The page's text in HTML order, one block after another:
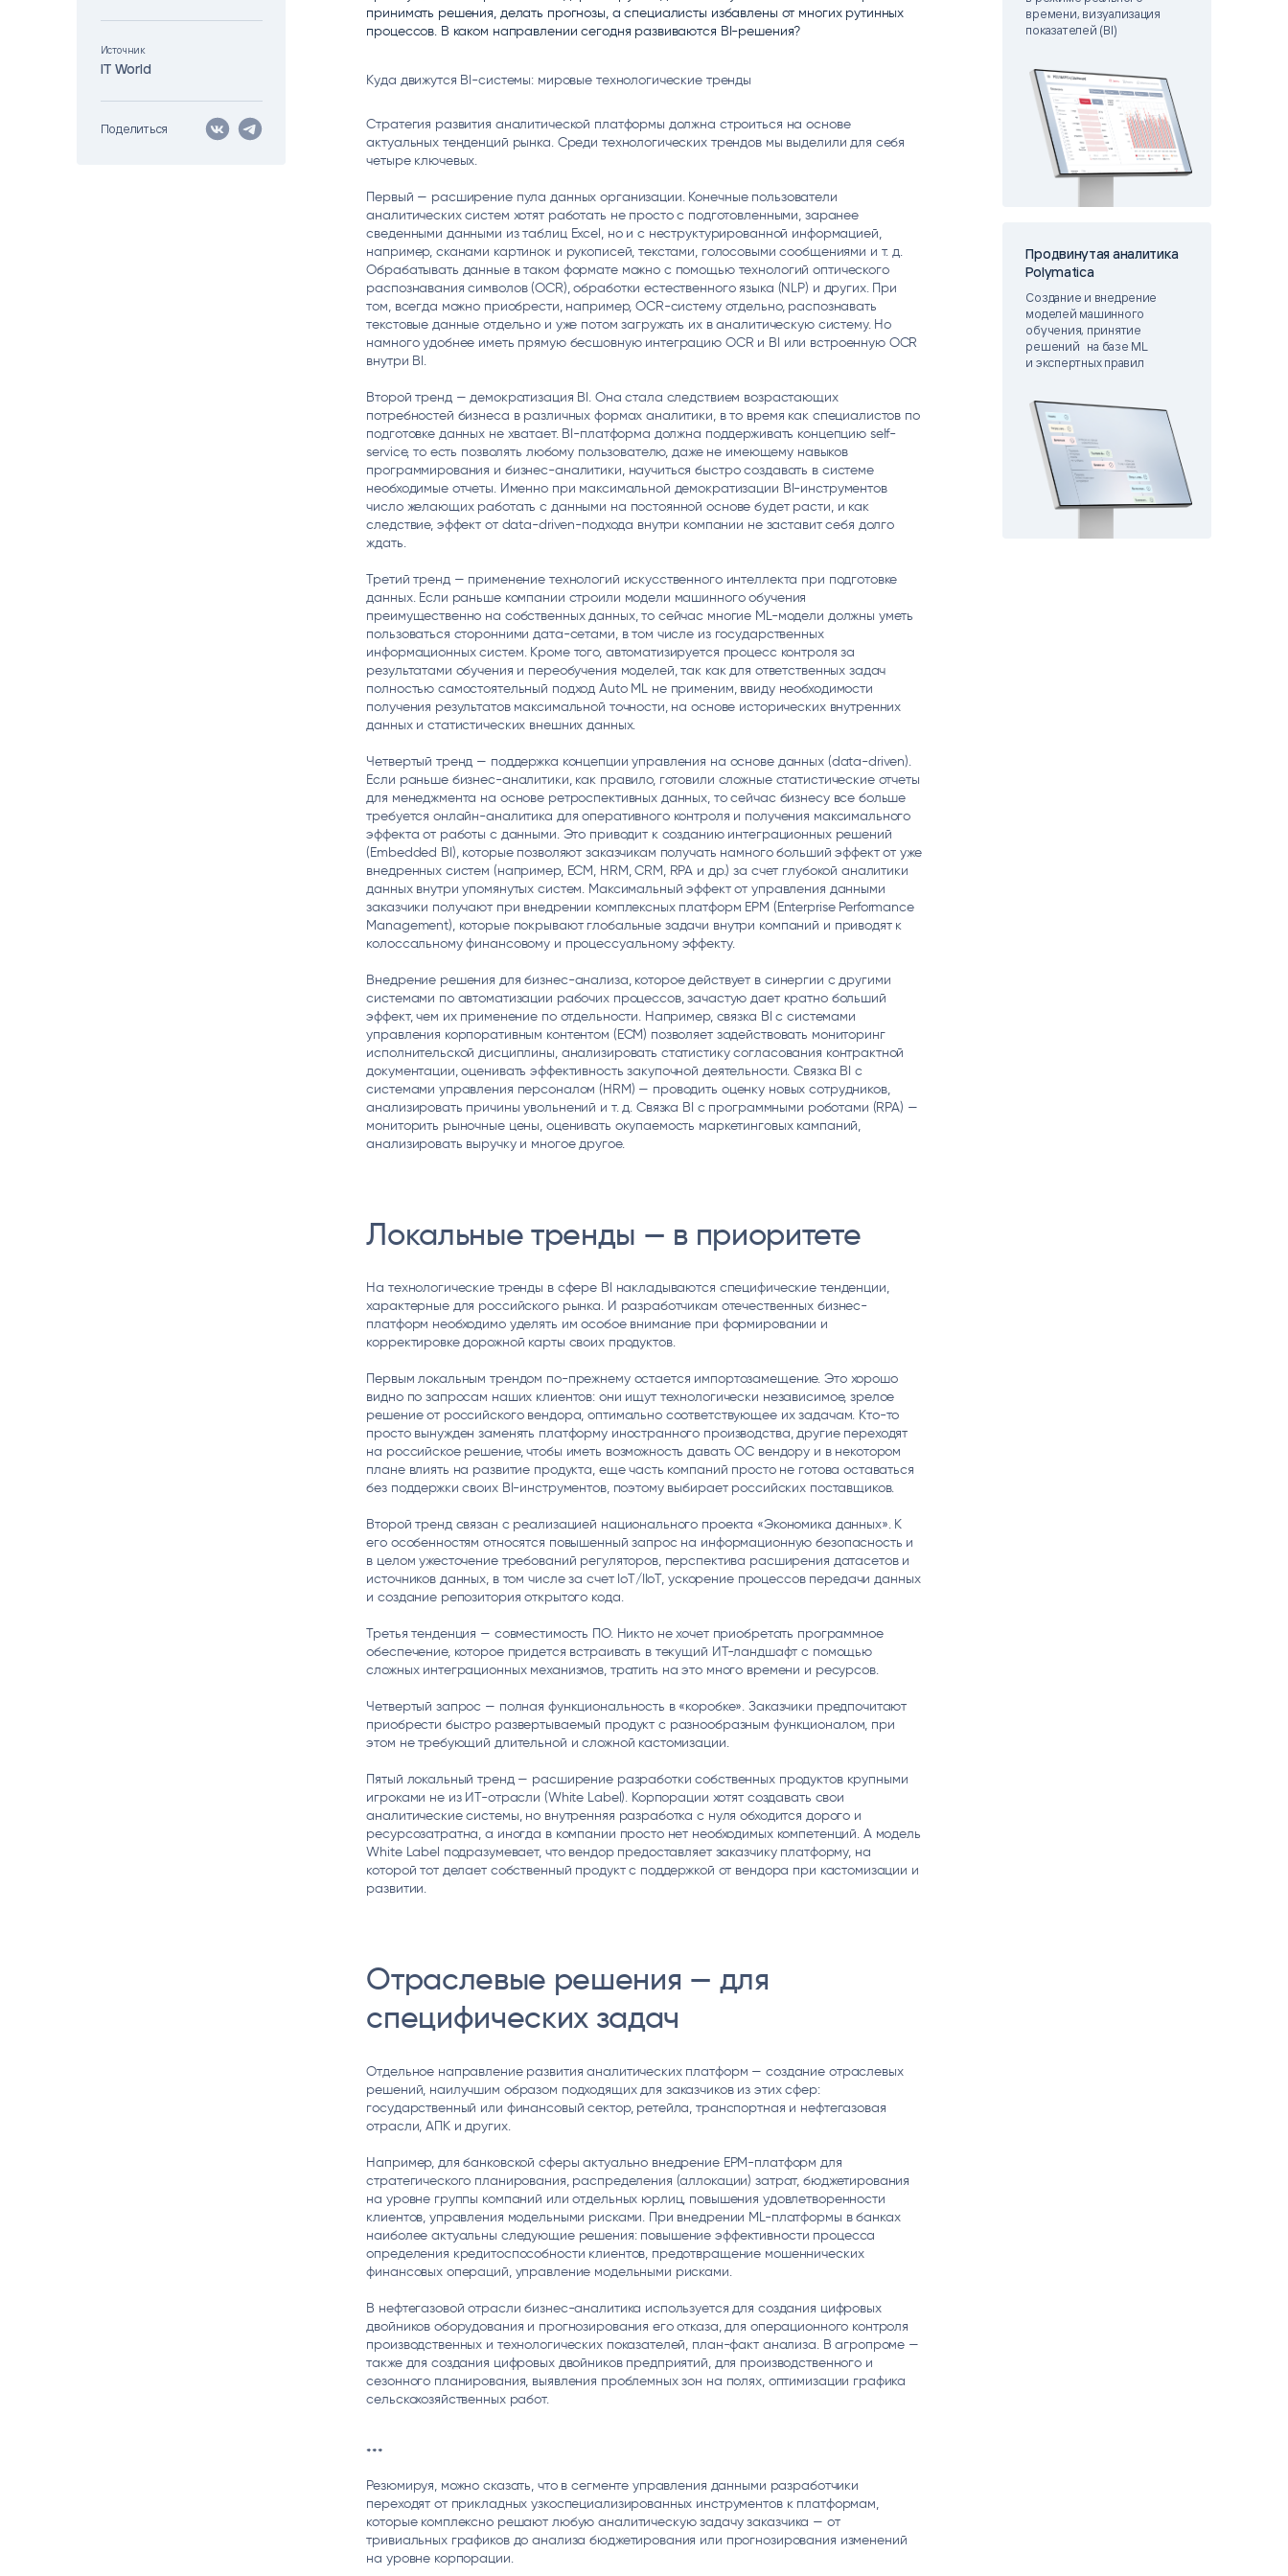
Robovoice
ГОЛОСОВЫЕ И ТЕКСТОВЫЕ БОТЫ
Преферентум
ИНТЕЛЛЕКТУАЛЬНАЯ ОБРАБОТКА
MD Audit
КОНТРОЛЬ ОПЕРАЦИОННОЙ
Polymatica
И РАСПОЗНАВАНИЕ НА ОСНОВЕ
Источник
IT World
Поделиться
принимать решения, делать прогнозы, а специалисты избавлены от многих рутинных
процессов. В каком направлении сегодня развиваются BI-решения?
Куда движутся BI-системы: мировые технологические тренды
Стратегия развития аналитической платформы должна строиться на основе
актуальных тенденций рынка. Среди технологических трендов мы выделили для себя
четыре ключевых.
Первый — расширение пула данных организации. Конечные пользователи
аналитических систем хотят работать не просто с подготовленными, заранее
сведенными данными из таблиц Excel, но и с неструктурированной информацией,
например, сканами картинок и рукописей, текстами, голосовыми сообщениями и т. д.
Обрабатывать данные в таком формате можно с помощью технологий оптического
распознавания символов (OCR), обработки естественного языка (NLP) и других. При
том, всегда можно приобрести, например, OCR-систему отдельно, распознавать
текстовые данные отдельно и уже потом загружать их в аналитическую систему. Но
намного удобнее иметь прямую бесшовную интеграцию OCR и BI или встроенную OCR
внутри BI.
Второй тренд — демократизация BI. Она стала следствием возрастающих
потребностей бизнеса в различных формах аналитики, в то время как специалистов по
подготовке данных не хватает. BI-платформа должна поддерживать концепцию self-
service, то есть позволять любому пользователю, даже не имеющему навыков
программирования и бизнес-аналитики, научиться быстро создавать в системе
необходимые отчеты. Именно при максимальной демократизации BI-инструментов
число желающих работать с данными на постоянной основе будет расти, и как
следствие, эффект от data-driven-подхода внутри компании не заставит себя долго
ждать.
Третий тренд — применение технологий искусственного интеллекта при подготовке
данных. Если раньше компании строили модели машинного обучения
преимущественно на собственных данных, то сейчас многие ML-модели должны уметь
пользоваться сторонними дата-сетами, в том числе из государственных
информационных систем. Кроме того, автоматизируется процесс контроля за
результатами обучения и переобучения моделей, так как для ответственных задач
полностью самостоятельный подход Auto ML не применим, ввиду необходимости
получения результатов максимальной точности, на основе исторических внутренних
данных и статистических внешних данных.
Четвертый тренд — поддержка концепции управления на основе данных (data-driven).
Если раньше бизнес-аналитики, как правило, готовили сложные статистические отчеты
для менеджмента на основе ретроспективных данных, то сейчас бизнесу все больше
требуется онлайн-аналитика для оперативного контроля и получения максимального
эффекта от работы с данными. Это приводит к созданию интеграционных решений
(Embedded BI), которые позволяют заказчикам получать намного больший эффект от уже
внедренных систем (например, ECM, HRM, CRM, RPA и др.) за счет глубокой аналитики
данных внутри упомянутых систем. Максимальный эффект от управления данными
заказчики получают при внедрении комплексных платформ EPM (Enterprise Performance
Management), которые покрывают глобальные задачи внутри компаний и приводят к
колоссальному финансовому и процессуальному эффекту.
Внедрение решения для бизнес-анализа, которое действует в синергии с другими
системами по автоматизации рабочих процессов, зачастую дает кратно больший
эффект, чем их применение по отдельности. Например, связка BI с системами
управления корпоративным контентом (ECM) позволяет задействовать мониторинг
исполнительской дисциплины, анализировать статистику согласования контрактной
документации, оценивать эффективность закупочной деятельности. Связка BI с
системами управления персоналом (HRM) — проводить оценку новых сотрудников,
анализировать причины увольнений и т. д. Связка BI с программными роботами (RPA) —
мониторить рыночные цены, оценивать окупаемость маркетинговых кампаний,
анализировать выручку и многое другое.
Локальные тренды — в приоритете
На технологические тренды в сфере BI накладываются специфические тенденции,
характерные для российского рынка. И разработчикам отечественных бизнес-
платформ необходимо уделять им особое внимание при формировании и
корректировке дорожной карты своих продуктов.
Первым локальным трендом по-прежнему остается импортозамещение. Это хорошо
видно по запросам наших клиентов: они ищут технологически независимое, зрелое
решение от российского вендора, оптимально соответствующее их задачам. Кто-то
просто вынужден заменять платформу иностранного производства, другие переходят
на российское решение, чтобы иметь возможность давать ОС вендору и в некотором
плане влиять на развитие продукта, еще часть компаний просто не готова оставаться
без поддержки своих BI-инструментов, поэтому выбирает российских поставщиков.
Второй тренд связан с реализацией национального проекта «Экономика данных». К
его особенностям относятся повышенный запрос на информационную безопасность и
в целом ужесточение требований регуляторов, перспектива расширения датасетов и
источников данных, в том числе за счет IoT/IIoT, ускорение процессов передачи данных
и создание репозитория открытого кода.
Третья тенденция — совместимость ПО. Никто не хочет приобретать программное
обеспечение, которое придется встраивать в текущий ИТ-ландшафт с помощью
сложных интеграционных механизмов, тратить на это много времени и ресурсов.
Четвертый запрос — полная функциональность в «коробке». Заказчики предпочитают
приобрести быстро развертываемый продукт с разнообразным функционалом, при
этом не требующий длительной и сложной кастомизации.
Пятый локальный тренд — расширение разработки собственных продуктов крупными
игроками не из ИТ-отрасли (White Label). Корпорации хотят создавать свои
аналитические системы, но внутренняя разработка с нуля обходится дорого и
ресурсозатратна, а иногда в компании просто нет необходимых компетенций. А модель
White Label подразумевает, что вендор предоставляет заказчику платформу, на
которой тот делает собственный продукт с поддержкой от вендора при кастомизации и
развитии.
Отраслевые решения — для
специфических задач
Отдельное направление развития аналитических платформ — создание отраслевых
решений, наилучшим образом подходящих для заказчиков из этих сфер:
государственный или финансовый сектор, ретейла, транспортная и нефтегазовая
отрасли, АПК и других.
Например, для банковской сферы актуально внедрение EPM-платформ для
стратегического планирования, распределения (аллокации) затрат, бюджетирования
на уровне группы компаний или отдельных юрлиц, повышения удовлетворенности
клиентов, управления модельными рисками. При внедрении ML-платформы в банках
наиболее актуальны следующие решения: повышение эффективности процесса
определения кредитоспособности клиентов, предотвращение мошеннических
финансовых операций, управление модельными рисками.
В нефтегазовой отрасли бизнес-аналитика используется для создания цифровых
двойников оборудования и прогнозирования его отказа, для операционного контроля
производственных и технологических показателей, план-факт анализа. В агропроме —
также для создания цифровых двойников предприятий, для производственного и
сезонного планирования, выявления проблемных зон на полях, оптимизации графика
сельскохозяйственных работ.
***
Резюмируя, можно сказать, что в сегменте управления данными разработчики
переходят от прикладных узкоспециализированных инструментов к платформам,
которые комплексно решают любую аналитическую задачу заказчика — от
тривиальных графиков до анализа бюджетирования или прогнозирования изменений
на уровне корпорации.
времени, визуализация
показателей (BI)
Продвинутая аналитика
Polymatica
Создание и внедрение
моделей машинного
обучения, принятие
решений на базе ML
и экспертных правил